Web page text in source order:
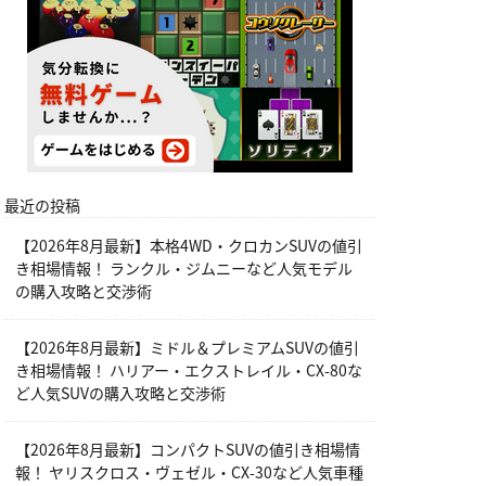
最近の投稿
【2026年8月最新】本格4WD・クロカンSUVの値引
き相場情報！ ランクル・ジムニーなど人気モデル
の購入攻略と交渉術
【2026年8月最新】ミドル＆プレミアムSUVの値引
き相場情報！ ハリアー・エクストレイル・CX-80な
ど人気SUVの購入攻略と交渉術
【2026年8月最新】コンパクトSUVの値引き相場情
報！ ヤリスクロス・ヴェゼル・CX-30など人気車種